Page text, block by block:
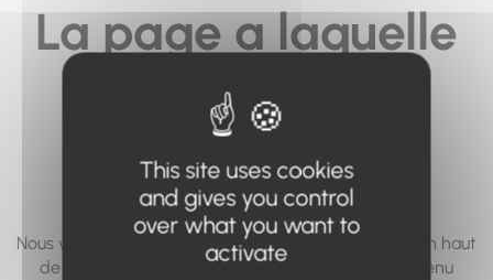
La page a laquelle
vous cherchez à
accéder n'existe
pas... ou plus.
Nous vous invitons à utiliser le moteur de recherche en haut
de page, ou à utiliser le menu pour trouver le contenu
This site uses cookies
and gives you control
over what you want to
activate